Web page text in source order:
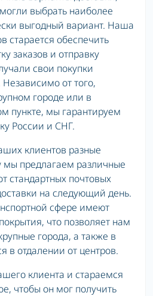
выбрать наиболее
выгодный вариант. Наша
старается обеспечить
заказов и отправку
свои покупки
от того,
городе или в
пункте, мы гарантируем
России и СНГ.
клиентов разные
мы предлагаем различные
стандартных почтовых
на следующий день.
сфере имеют
что позволяет нам
города, а также в
в отдалении от центров.
клиента и стараемся
чтобы он мог получить